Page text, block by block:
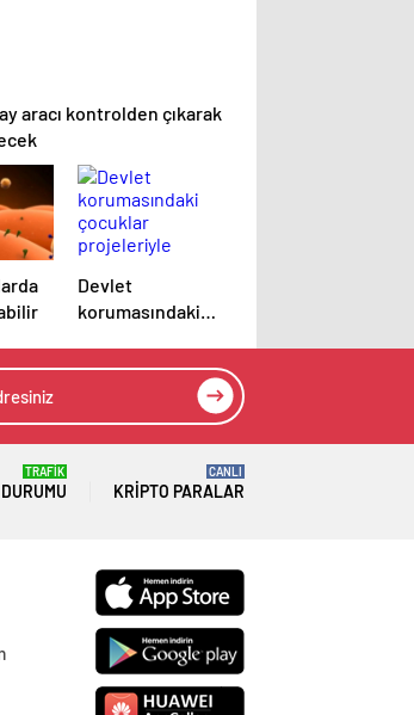
aracı kontrolden çıkarak
Devlet
korumasındaki
projeleriyle
TRAFİK
KRIPTO PARALAR
CANLI